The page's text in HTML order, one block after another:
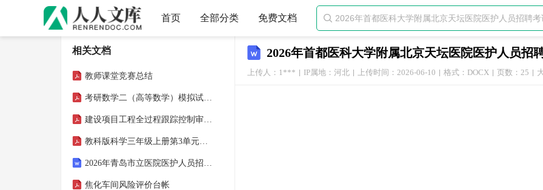
首页 全部分类 免费文档 
2026年首都医科大学附属北京天坛医院医护人员招
上传人：1*** IP属地：河北 上传时间：2026-06-10 格式：DOCX 页数：25
相关文档
教师课堂竞赛总结
考研数学二（高等数学）模拟试卷48
建设项目工程全过程跟踪控制审计相关表格素材累积资料
教科版科学三年级上册第3单元知识点
2026年青岛市立医院医护人员招聘考试参考试题及答案详解
焦化车间风险评价台帐